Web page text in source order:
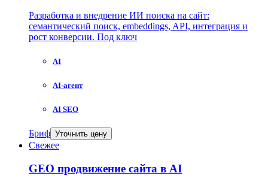
Разработка и внедрение ИИ поиска на сайт:
семантический поиск, embeddings, API, интеграция и
рост конверсии. Под ключ
AI
AI-агент
AI SEO
Бриф Уточнить цену
Свежее
GEO продвижение сайта в AI